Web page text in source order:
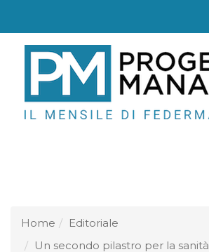
Home
Editoriale
Un secondo pilastro per la sanità